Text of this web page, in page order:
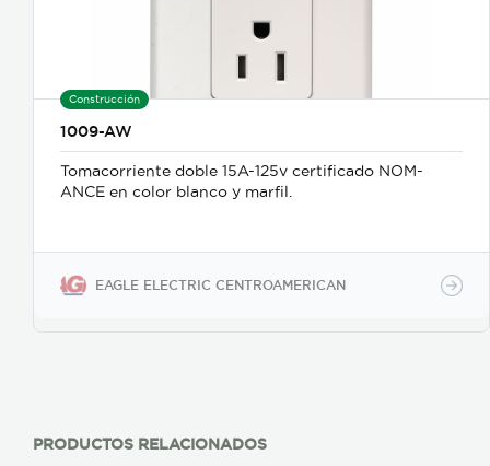
Construcción
1009-AW
Tomacorriente doble 15A-125v certificado NOM-
ANCE en color blanco y marfil.
EAGLE ELECTRIC CENTROAMERICAN
PRODUCTOS RELACIONADOS